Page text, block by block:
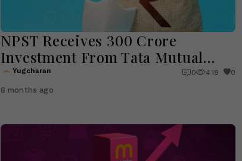
NPST Receives ₹300 Crore
Investment From Tata Mutual
Fund to Boost Global and AI-led
Growth
Yugcharan 0 419 0
8 months ago